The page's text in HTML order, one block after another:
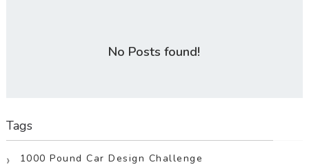
No Posts found!
Tags
1000 Pound Car Design Challenge